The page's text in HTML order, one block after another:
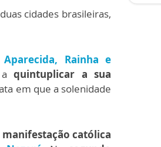
cidades brasileiras,
Aparecida, Rainha e
aquintuplicar a sua
em que a solenidade
católica